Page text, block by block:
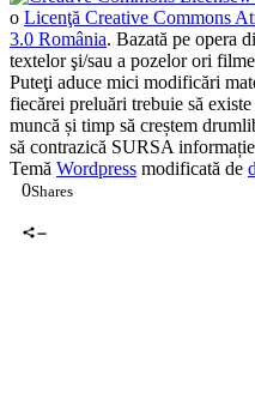
o Licenţă Creative Commons
3.0 România. Bazată pe opera
textelor şi/sau a pozelor ori
Puteţi aduce mici modificări
fiecărei preluări trebuie să
muncă și timp să creștem
să contrazică SURSA
Temă Wordpress modificată de
0Shares